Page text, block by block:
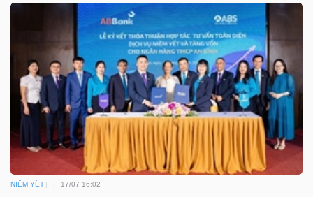
NIÊM YẾT 17/07 16:02
Dịch
vụ
(-)